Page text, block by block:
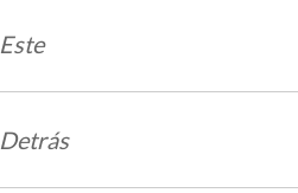
Este
Detrás